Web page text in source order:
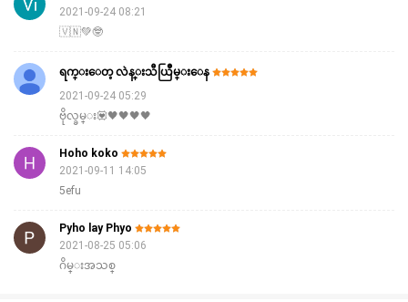
2021-09-24 08:21
🇻🇳💚🤓
ရက္းေတ့ လဲန္းသီယြဳမ္းေန
2021-09-24 05:29
ဗိုလ္ခမ္း💟🖤🖤🖤🖤
Hoho koko
2021-09-11 14:05
5efu
Pyho lay Phyo
2021-08-25 05:06
ဂိမ္းအသစ္